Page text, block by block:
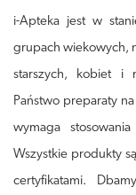
i-Apteka jest w
grupach wiekowych,
starszych, kobiet i
Państwo preparaty
wymaga
Wszystkie produkty
certyfikatami.